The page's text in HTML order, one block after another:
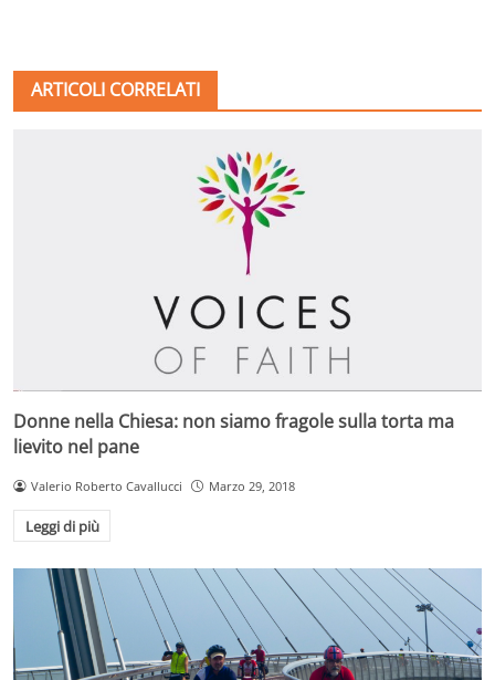
ARTICOLI CORRELATI
Donne nella Chiesa: non siamo fragole sulla torta ma
lievito nel pane
Valerio Roberto Cavallucci Marzo 29, 2018
Leggi di più